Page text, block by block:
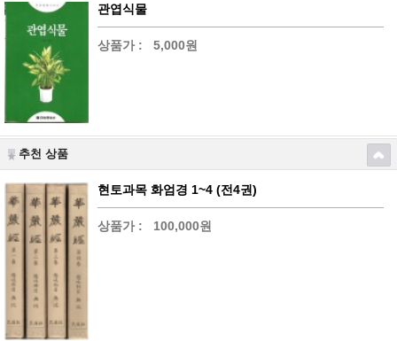
관엽식물
상품가 : 5,000원
추천 상품
현토과목 화엄경 1~4 (전4권)
상품가 : 100,000원